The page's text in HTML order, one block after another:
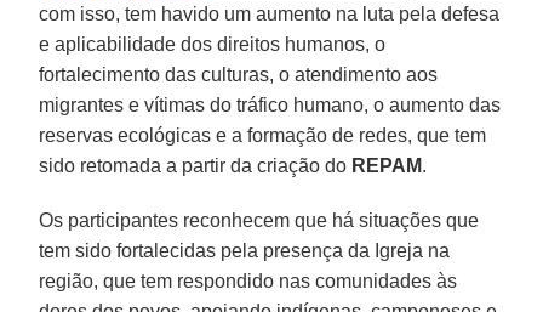
com isso, tem havido um aumento na luta pela defesa
e aplicabilidade dos direitos humanos, o
fortalecimento das culturas, o atendimento aos
migrantes e vítimas do tráfico humano, o aumento das
reservas ecológicas e a formação de redes, que tem
sido retomada a partir da criação do REPAM.
Os participantes reconhecem que há situações que
tem sido fortalecidas pela presença da Igreja na
região, que tem respondido nas comunidades às